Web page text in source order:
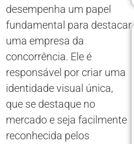
desempenha um papel
fundamental para destacar
uma empresa da
concorrência. Ele é
responsável por criar uma
identidade visual única,
que se destaque no
mercado e seja facilmente
reconhecida pelos